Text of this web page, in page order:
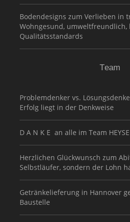
Bodendesigns zum Verlieben in
Wohngesund, umweltfreundlich,
Qualitätsstandards
Team
Problemdenker vs.
Erfolg liegt in der Denkweise
D A N K E an alle im Team HEYSE
Herzlichen Glückwunsch zum
Selbstläufer, sondern der Lohn
Getränkelieferung in Hannover
Baustelle